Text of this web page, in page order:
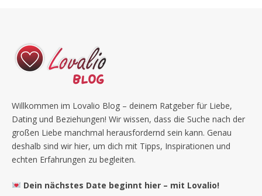
Willkommen im Lovalio Blog – deinem Ratgeber für Liebe,
Dating und Beziehungen! Wir wissen, dass die Suche nach der
großen Liebe manchmal herausfordernd sein kann. Genau
deshalb sind wir hier, um dich mit Tipps, Inspirationen und
echten Erfahrungen zu begleiten.
Dein nächstes Date beginnt hier – mit Lovalio!